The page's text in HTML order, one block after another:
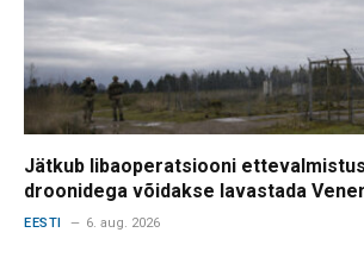
Jätkub libaoperatsiooni
droonidega võidakse lavastada
EESTI 6. aug. 2026